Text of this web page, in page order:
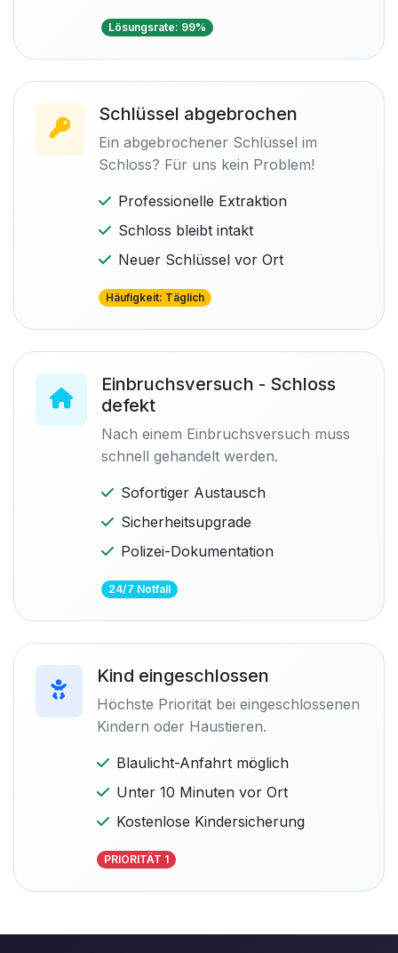
Lösungsrate: 99%
Schlüssel abgebrochen
Ein abgebrochener Schlüssel im
Schloss? Für uns kein Problem!
Professionelle Extraktion
Schloss bleibt intakt
Neuer Schlüssel vor Ort
Häufigkeit: Täglich
Einbruchsversuch - Schloss
defekt
Nach einem Einbruchsversuch muss
schnell gehandelt werden.
Sofortiger Austausch
Sicherheitsupgrade
Polizei-Dokumentation
24/7 Notfall
Kind eingeschlossen
Höchste Priorität bei eingeschlossenen
Kindern oder Haustieren.
Blaulicht-Anfahrt möglich
Unter 10 Minuten vor Ort
Kostenlose Kindersicherung
PRIORITÄT 1